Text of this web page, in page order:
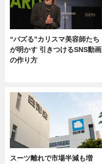
“バズる”カリスマ美容師たち
が明かす 引きつけるSNS動画
の作り方
スーツ離れで市場半減も増